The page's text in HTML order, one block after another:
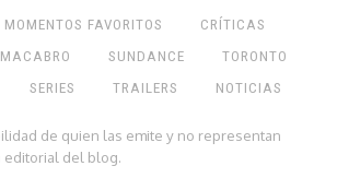
MOMENTOS FAVORITOS
CRÍTICAS
MACABRO SUNDANCE
TORONTO
SERIES TRAILERS NOTICIAS
de quien las emite y no representan
editorial del blog.